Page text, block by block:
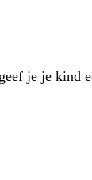
je je kind